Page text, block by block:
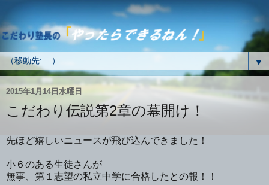
▼
2015年1月14日水曜日
こだわり伝説第2章の幕開け！
先ほど嬉しいニュースが飛び込んできました！
小６のある生徒さんが
無事、第１志望の私立中学に合格したとの報！！